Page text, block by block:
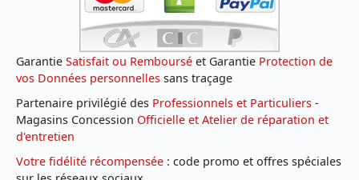
Garantie Satisfait ou Remboursé et Garantie Protection de
vos Données personnelles sans traçage
Partenaire privilégié des Professionnels et Particuliers -
Magasins Concession Officielle et Atelier de réparation et
d'entretien
Votre fidélité récompensée : code promo et offres spéciales